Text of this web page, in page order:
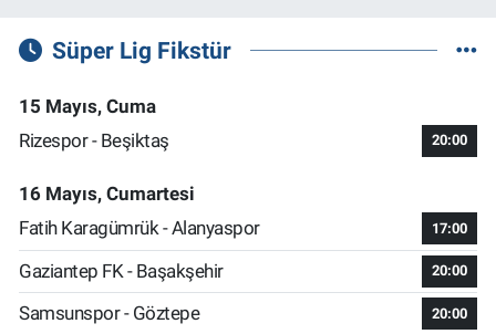
Süper Lig Fikstür
15 Mayıs, Cuma
Rizespor - Beşiktaş
20:00
16 Mayıs, Cumartesi
Fatih Karagümrük - Alanyaspor
17:00
Gaziantep FK - Başakşehir 20:00
Samsunspor - Göztepe 20:00